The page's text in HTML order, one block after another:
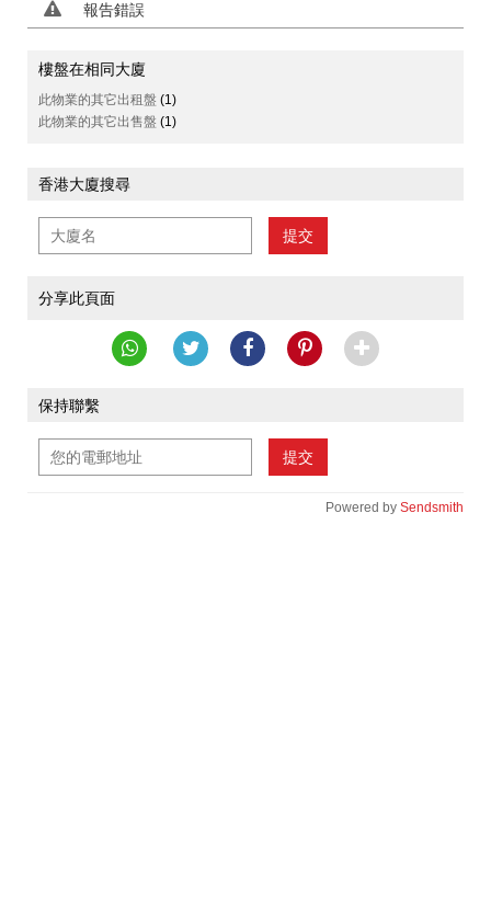
報告錯誤
樓盤在相同大廈
此物業的其它出租盤 (1)
此物業的其它出售盤 (1)
香港大廈搜尋
提交
分享此頁面
保持聯繫
提交
Powered by Sendsmith